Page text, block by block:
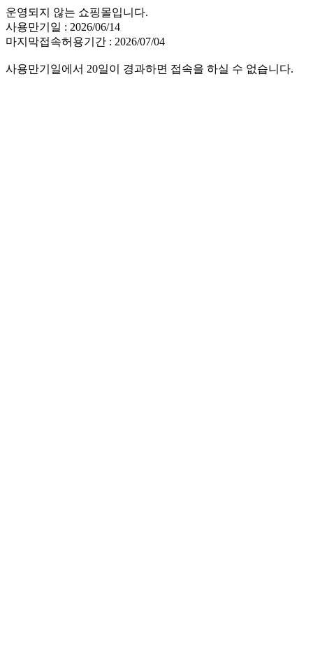
운영되지 않는 쇼핑몰입니다.
사용만기일 : 2026/06/14
마지막접속허용기간 : 2026/07/04
사용만기일에서 20일이 경과하면 접속을 하실 수 없습니다.